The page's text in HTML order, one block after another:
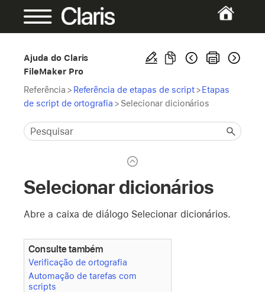
Ajuda do Claris
FileMaker Pro
Referência > Referência de etapas de script >Etapas
de script de ortografia > Selecionar dicionários
Selecionar dicionários
Abre a caixa de diálogo Selecionar dicionários.
Consulte também
Verificação de ortografia
Automação de tarefas com
scripts